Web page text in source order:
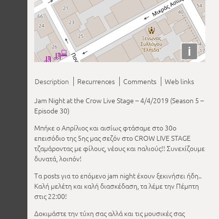
i
Description Recurrences Comments
Web links
Jam Night at the Crow Live Stage – 4/4/2019 (Season 5 –
Episode 30)
Μπήκε ο Απρίλιος και αισίως φτάσαμε στο 30ο
επεισόδιο της 5ης μας σεζόν στο CROW LIVE STAGE
τζαμάροντας με φίλους, νέους και παλιούς!! Συνεχίζουμε
δυνατά, λοιπόν!
Τα posts για το επόμενο jam night έχουν ξεκινήσει ήδη..
Καλή μελέτη και καλή διασκέδαση, τα λέμε την Πέμπτη
στις 22:00!
Δοκιμάστε την τύχη σας αλλά και τις μουσικές σας